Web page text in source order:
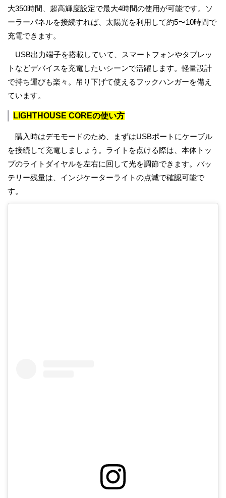
大350時間、超高輝度設定で最大4時間の使用が可能です。ソ
ーラーパネルを接続すれば、太陽光を利用して約5〜10時間で
充電できます。
USB出力端子を搭載していて、スマートフォンやタブレッ
トなどデバイスを充電したいシーンで活躍します。軽量設計
で持ち運びも楽々。吊り下げて使えるフックハンガーを備え
ています。
LIGHTHOUSE COREの使い方
購入時はデモモードのため、まずはUSBポートにケーブル
を接続して充電しましょう。ライトを点ける際は、本体トッ
プのライトダイヤルを左右に回して光を調節できます。バッ
テリー残量は、インジケーターライトの点滅で確認可能で
す。